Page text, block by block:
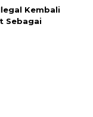
Kembali
Sebagai